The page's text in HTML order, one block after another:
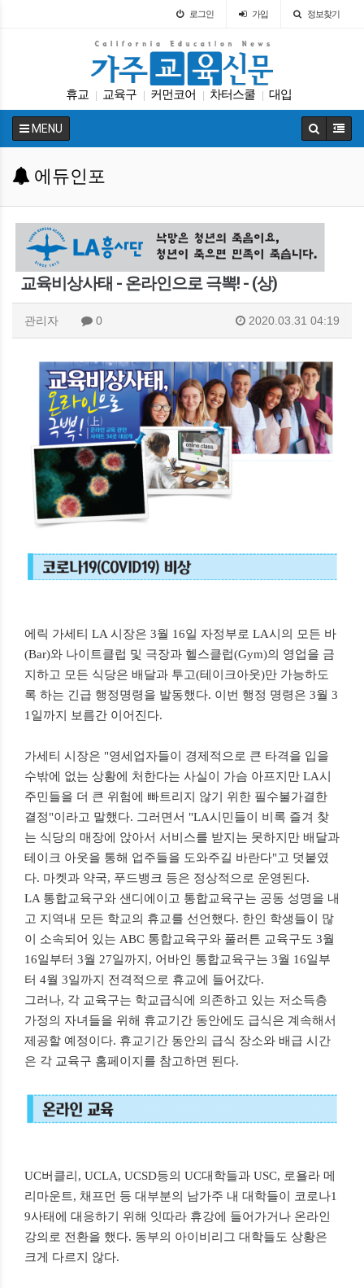
로그인 가입 정보찾기
휴교 교육구 커먼코어 차터스쿨 대입
입학원서 에세이 ACT Fafsa 다카
MENU
에듀인포
교육비상사태 - 온라인으로 극뽁! - (상)
관리자 0 2020.03.31 04:19
에릭 가세티 LA 시장은 3월 16일 자정부로 LA시의 모든 바
(Bar)와 나이트클럽 및 극장과 헬스클럽(Gym)의 영업을 금
지하고 모든 식당은 배달과 투고(테이크아웃)만 가능하도
록 하는 긴급 행정명령을 발동했다. 이번 행정 명령은 3월 3
1일까지 보름간 이어진다.
가세티 시장은 "영세업자들이 경제적으로 큰 타격을 입을
수밖에 없는 상황에 처한다는 사실이 가슴 아프지만 LA시
주민들을 더 큰 위험에 빠트리지 않기 위한 필수불가결한
결정"이라고 말했다. 그러면서 "LA시민들이 비록 즐겨 찾
는 식당의 매장에 앉아서 서비스를 받지는 못하지만 배달과
테이크 아웃을 통해 업주들을 도와주길 바란다"고 덧붙였
다. 마켓과 약국, 푸드뱅크 등은 정상적으로 운영된다.
LA 통합교육구와 샌디에이고 통합교육구는 공동 성명을 내
고 지역내 모든 학교의 휴교를 선언했다. 한인 학생들이 많
이 소속되어 있는 ABC 통합교육구와 풀러튼 교육구도 3월
16일부터 3월 27일까지, 어바인 통합교육구는 3월 16일부
터 4월 3일까지 전격적으로 휴교에 들어갔다.
그러나, 각 교육구는 학교급식에 의존하고 있는 저소득층
가정의 자녀들을 위해 휴교기간 동안에도 급식은 계속해서
제공할 예정이다. 휴교기간 동안의 급식 장소와 배급 시간
은 각 교육구 홈페이지를 참고하면 된다.
UC버클리, UCLA, UCSD등의 UC대학들과 USC, 로욜라 메
리마운트, 채프먼 등 대부분의 남가주 내 대학들이 코로나1
9사태에 대응하기 위해 잇따라 휴강에 들어가거나 온라인
강의로 전환을 했다. 동부의 아이비리그 대학들도 상황은
크게 다르지 않다.